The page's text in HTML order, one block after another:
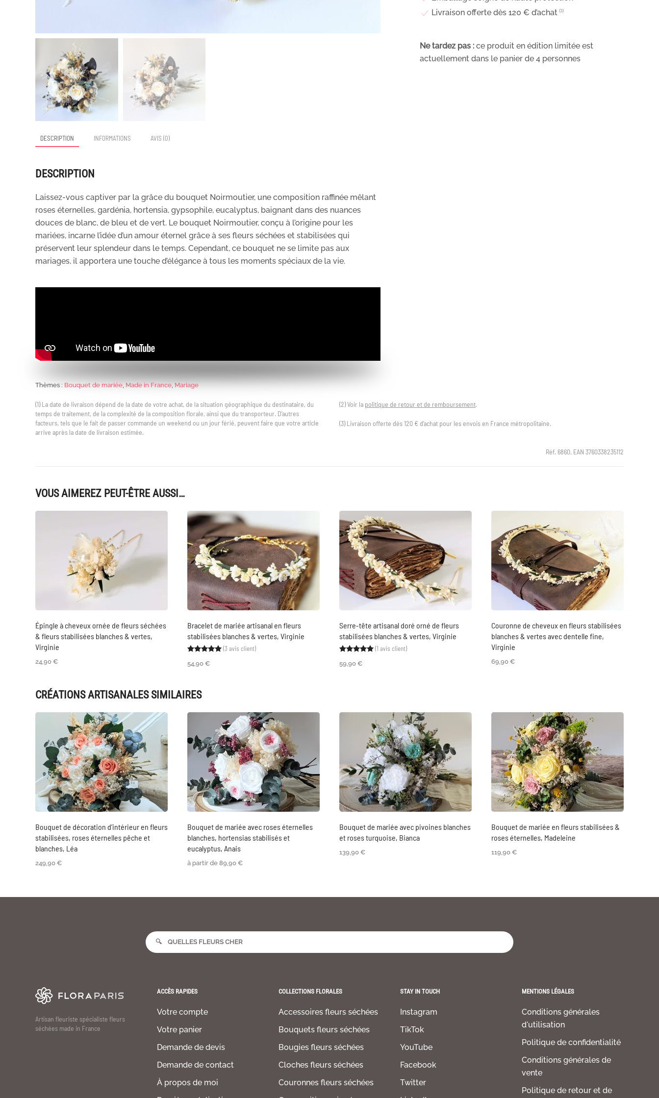
DESCRIPTION INFORMATIONS AVIS (0)
DESCRIPTION
Laissez-vous captiver par la grâce du bouquet Noirmoutier, une composition raffinée mêlant
roses éternelles, gardénia, hortensia, gypsophile, eucalyptus, baignant dans des nuances
douces de blanc, de bleu et de vert. Le bouquet Noirmoutier, conçu à l’origine pour les
mariées, incarne l’idée d’un amour éternel grâce à ses fleurs séchées et stabilisées qui
préservent leur splendeur dans le temps. Cependant, ce bouquet ne se limite pas aux
mariages, il apportera une touche d’élégance à tous les moments spéciaux de la vie.
Livraison offerte dès 120 € d’achat ⁽³⁾
Ne tardez pas : ce produit en édition limitée est
actuellement dans le panier de 4 personnes
Thèmes : Bouquet de mariée Made in France Mariage
(1) La date de livraison dépend de la date de votre achat, de la situation géographique du destinataire, du
temps de traitement, de la complexité de la composition florale, ainsi que du transporteur. D’autres
facteurs, tels que le fait de passer commande un weekend ou un jour férié, peuvent faire que votre article
arrive après la date de livraison estimée.
(2) Voir la politique de retour et de remboursement.
(3) Livraison offerte dès 120 € d’achat pour les envois en France métropolitaine.
Réf. 6860, EAN 3760338235112
VOUS AIMEREZ PEUT-ÊTRE AUSSI…
Épingle à cheveux ornée de fleurs séchées
& fleurs stabilisées blanches & vertes,
Virginie
24,90 €
Bracelet de mariée artisanal en fleurs
stabilisées blanches & vertes, Virginie
Noté5.00sur 5 basé sur
3 notations client
(3 avis client)
54,90 €
Serre-tête artisanal doré orné de fleurs
stabilisées blanches & vertes, Virginie
Noté 5.00sur 5 basé sur
1 notation client
(1 avis client)
59,90 €
Couronne de cheveux en fleurs stabilisées
blanches & vertes avec dentelle fine,
Virginie
69,90 €
CRÉATIONS ARTISANALES SIMILAIRES
Bouquet de décoration d’intérieur en fleurs
stabilisées, roses éternelles pêche et
blanches, Léa
249,90 €
Bouquet de mariée avec roses éternelles
blanches, hortensias stabilisés et
eucalyptus, Anais
à partir de 89,90 €
Bouquet de mariée avec pivoines blanches
et roses turquoise, Bianca
139,90 €
Bouquet de mariée en fleurs stabilisées &
roses éternelles, Madeleine
119,90 €
Artisan fleuriste spécialiste fleurs
séchées made in France
ACCÈS RAPIDES
Votre compte
Votre panier
Demande de devis
Demande de contact
À propos de moi
COLLECTIONS FLORALES
Accessoires fleurs séchées
Bouquets fleurs séchées
Bougies fleurs séchées
Cloches fleurs séchées
Couronnes fleurs séchées
STAY IN TOUCH
Instagram
TikTok
YouTube
Facebook
Twitter
MENTIONS LÉGALES
Conditions générales
d'utilisation
Politique de confidentialité
Conditions générales de
vente
Politique de retour et de